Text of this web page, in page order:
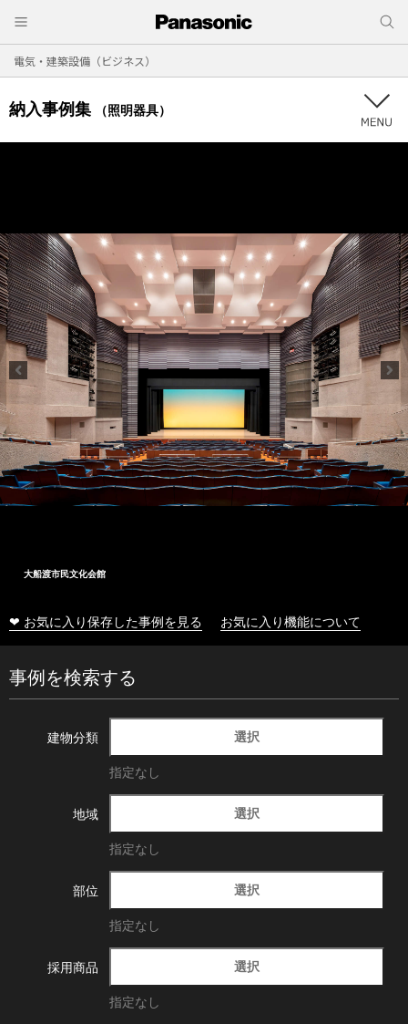
電気・建築設備（ビジネス）
納入事例集 （照明器具）
大船渡市民文化会館
❤ お気に入り保存した事例を見る お気に入り機能について
事例を検索する
建物分類 選択
指定なし
地域 選択
指定なし
部位 選択
指定なし
採用商品 選択
指定なし